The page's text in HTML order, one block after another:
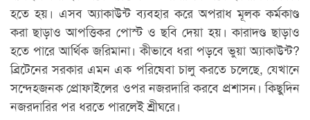
হতে হয়। এসব অ্যাকাউন্ট ব্যবহার করে অপরাধ মূলক কর্মকাণ্ড
করা ছাড়াও আপত্তিকর পোস্ট ও ছবি দেয়া হয়। কারাদণ্ড ছাড়াও
হতে পারে আর্থিক জরিমানা। কীভাবে ধরা পড়বে ভুয়া অ্যাকাউন্ট?
ব্রিটেনের সরকার এমন এক পরিষেবা চালু করতে চলেছে, যেখানে
সন্দেহজনক প্রোফাইলের ওপর নজরদারি করবে প্রশাসন। কিছুদিন
নজরদারির পর ধরতে পারলেই শ্রীঘরে।